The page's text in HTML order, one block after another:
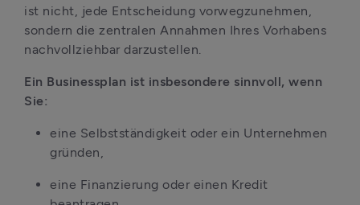
ist nicht, jede Entscheidung vorwegzunehmen,
sondern die zentralen Annahmen Ihres Vorhabens
nachvollziehbar darzustellen.
Ein Businessplan ist insbesondere sinnvoll, wenn
Sie:
eine Selbstständigkeit oder ein Unternehmen
gründen,
eine Finanzierung oder einen Kredit